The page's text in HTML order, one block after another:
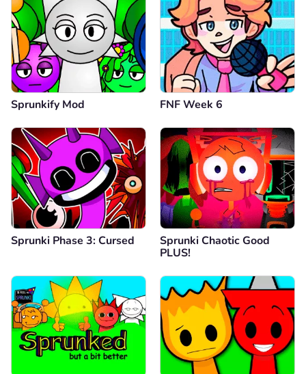
Sprunkify Mod FNF Week 6
Sprunki Phase 3: Cursed
Sprunki Chaotic Good
PLUS!